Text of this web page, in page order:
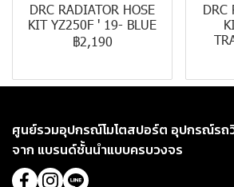
DRC RADIATOR HOSE
KIT YZ250F ' 19- BLUE
฿2,190
DRC
ศูนย์รวมอุปกรณ์โมโตสปอร์ต อุปกรณ์ร
จาก แบรนด์ชั้นนำแบบครบวงจร